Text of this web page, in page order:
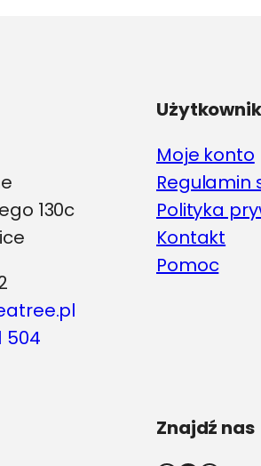
130c
504
Użytkownik
Moje konto
Regulamin
Polityka
Kontakt
Pomoc
Znajdź nas